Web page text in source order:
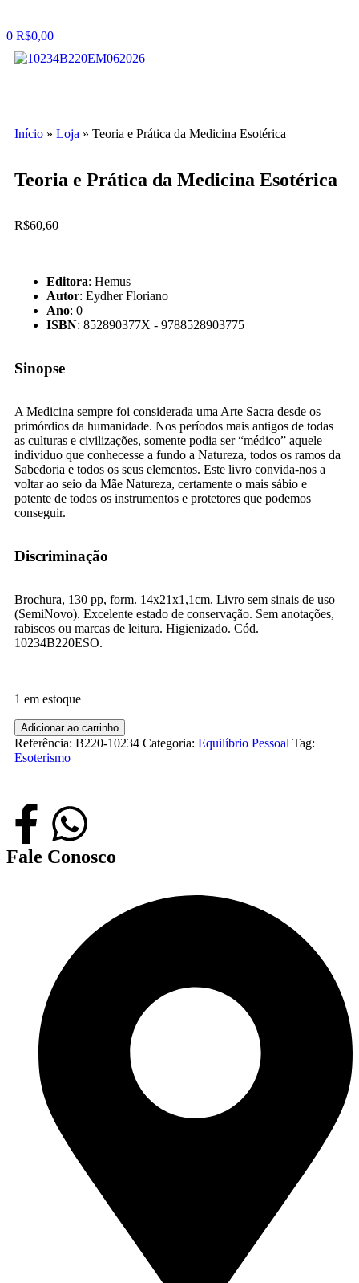
0 R$0,00
Início » Loja » Teoria e Prática da Medicina Esotérica
Teoria e Prática da Medicina Esotérica
R$60,60
Editora: Hemus
Autor: Eydher Floriano
Ano: 0
ISBN: 852890377X - 9788528903775
Sinopse
A Medicina sempre foi considerada uma Arte Sacra desde os
primórdios da humanidade. Nos períodos mais antigos de todas
as culturas e civilizações, somente podia ser “médico” aquele
individuo que conhecesse a fundo a Natureza, todos os ramos da
Sabedoria e todos os seus elementos. Este livro convida-nos a
voltar ao seio da Mãe Natureza, certamente o mais sábio e
potente de todos os instrumentos e protetores que podemos
conseguir.
Discriminação
Brochura, 130 pp, form. 14x21x1,1cm. Livro sem sinais de uso
(SemiNovo). Excelente estado de conservação. Sem anotações,
rabiscos ou marcas de leitura. Higienizado. Cód.
10234B220ESO.
1 em estoque
Adicionar ao carrinho
Referência: B220-10234 Categoria: Equilíbrio Pessoal Tag:
Esoterismo
Fale Conosco